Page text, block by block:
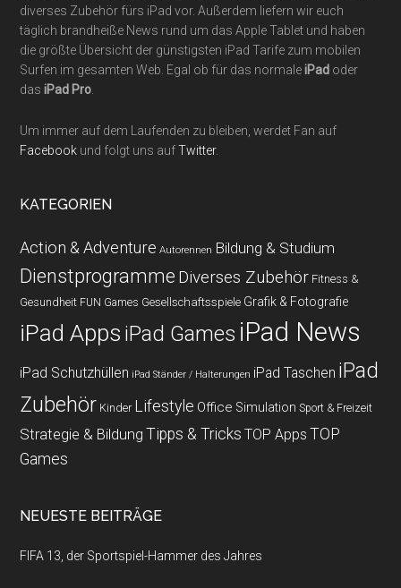
diverses Zubehör fürs iPad vor. Außerdem liefern wir euch
täglich brandheiße News rund um das Apple Tablet und haben
die größte Übersicht der günstigsten iPad Tarife zum mobilen
Surfen im gesamten Web. Egal ob für das normaleiPad oder
dasiPad Pro
Um immer auf dem Laufenden zu bleiben, werdet Fan auf
Facebook und folgt uns aufTwitter.
KATEGORIEN
Action & Adventure Autorennen Bildung & Studium
Dienstprogramme Diverses Zubehör Fitness &
Gesundheit FUN Games Gesellschaftsspiele Grafik & Fotografie
iPad Apps iPad Games iPad News
iPad Schutzhüllen iPad Ständer / Halterungen iPad Taschen iPad
Zubehör Kinder Lifestyle Office Simulation Sport & Freizeit
Strategie & Bildung Tipps & Tricks TOP Apps TOP
Games
NEUESTE BEITRÄGE
FIFA 13, der Sportspiel-Hammer des Jahres